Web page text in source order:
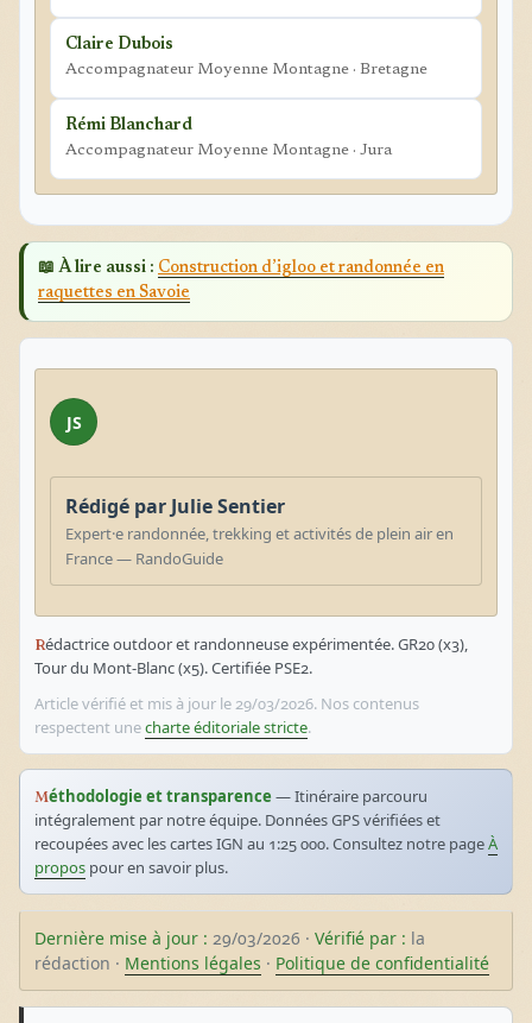
Claire Dubois
Accompagnateur Moyenne Montagne · Bretagne
Rémi Blanchard
Accompagnateur Moyenne Montagne · Jura
📖 À lire aussi : Construction d’igloo et randonnée en
raquettes en Savoie
JS
Rédigé par Julie Sentier
Expert·e randonnée, trekking et activités de plein air en
France — RandoGuide
Rédactrice outdoor et randonneuse expérimentée. GR20 (x3),
Tour du Mont-Blanc (x5). Certifiée PSE2.
Article vérifié et mis à jour le 29/03/2026. Nos contenus
respectent unecharte éditoriale stricte.
Méthodologie et transparence — Itinéraire parcouru
intégralement par notre équipe. Données GPS vérifiées et
recoupées avec les cartes IGN au 1:25 000. Consultez notre pageÀ
propos pour en savoir plus.
Dernière mise à jour : 29/03/2026 · Vérifié par : la
rédaction · Mentions légales · Politique de confidentialité